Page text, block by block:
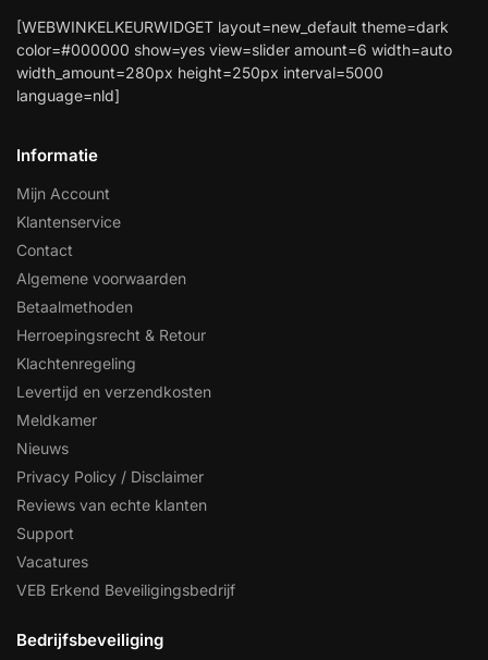
[WEBWINKELKEURWIDGET layout=new_default theme=dark
color=#000000 show=yes view=slider amount=6 width=auto
width_amount=280px height=250px interval=5000
language=nld]
Informatie
Mijn Account
Klantenservice
Contact
Algemene voorwaarden
Betaalmethoden
Herroepingsrecht & Retour
Klachtenregeling
Levertijd en verzendkosten
Meldkamer
Nieuws
Privacy Policy / Disclaimer
Reviews van echte klanten
Support
Vacatures
VEB Erkend Beveiligingsbedrijf
Bedrijfsbeveiliging